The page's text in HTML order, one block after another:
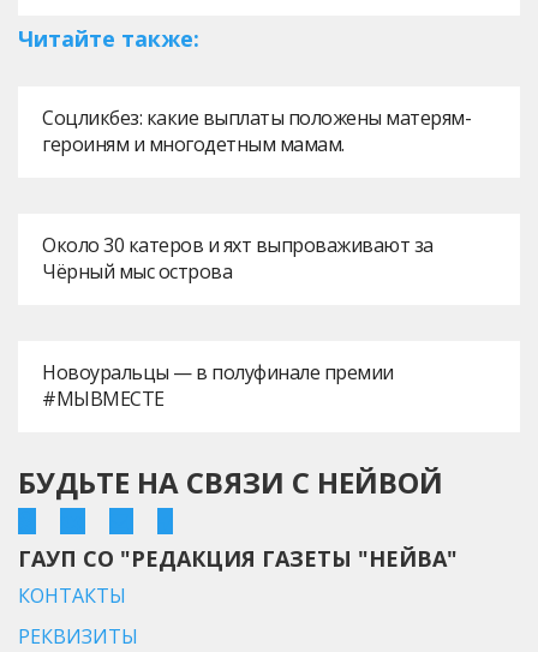
Читайте также:
Соцликбез: какие выплаты положены матерям-
героиням и многодетным мамам.
Около 30 катеров и яхт выпроваживают за
Чёрный мыс острова
Новоуральцы — в полуфинале премии
#МЫВМЕСТЕ
БУДЬТЕ НА СВЯЗИ С НЕЙВОЙ
ГАУП СО "РЕДАКЦИЯ ГАЗЕТЫ "НЕЙВА"
КОНТАКТЫ
РЕКВИЗИТЫ